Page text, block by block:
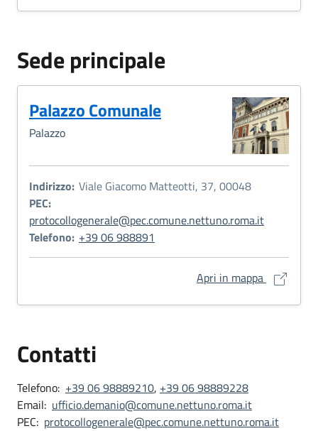
Sede principale
Palazzo Comunale
Palazzo
Indirizzo: Viale Giacomo Matteotti, 37, 00048
PEC:
protocollogenerale@pec.comune.nettuno.roma.it
Telefono: +39 06 988891
Apri in mappa Palazzo
Contatti
Telefono: +39 06 98889210, +39 06 98889228
Email: ufficio.demanio@comune.nettuno.roma.it
PEC: protocollogenerale@pec.comune.nettuno.roma.it